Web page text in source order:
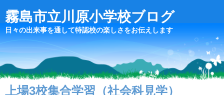
霧島市立川原小学校ブログ
日々の出来事を通して特認校の楽しさをお伝えします
上場3校集合学習（社会科見学）